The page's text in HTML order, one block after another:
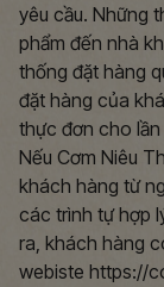
yêu cầu. Những
phẩm đến nhà
thống đặt hàng
đặt hàng của
thực đơn cho lần
Nếu Cơm Niêu
khách hàng từ
các trình tự hợp
ra, khách hàng
webiste https://